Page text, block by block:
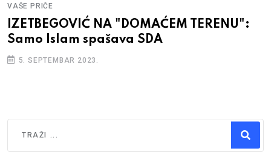
VAŠE PRIČE
IZETBEGOVIĆ NA "DOMAĆEM TERENU":
Samo Islam spašava SDA
5. SEPTEMBAR 2023.
Type 2 or more characters for results.